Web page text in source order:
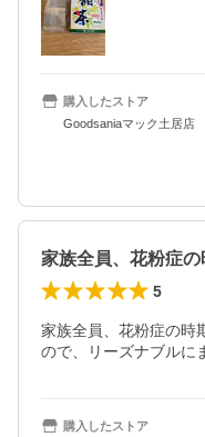
購入したストア
Goodsaniaマック土居店
5
家族全員、花粉症の時
ので、リーズナブルに
購入したストア